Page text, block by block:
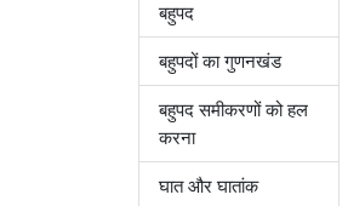
बहुपद
बहुपदों का गुणनखंड
बहुपद समीकरणों को हल
करना
घात और घातांक